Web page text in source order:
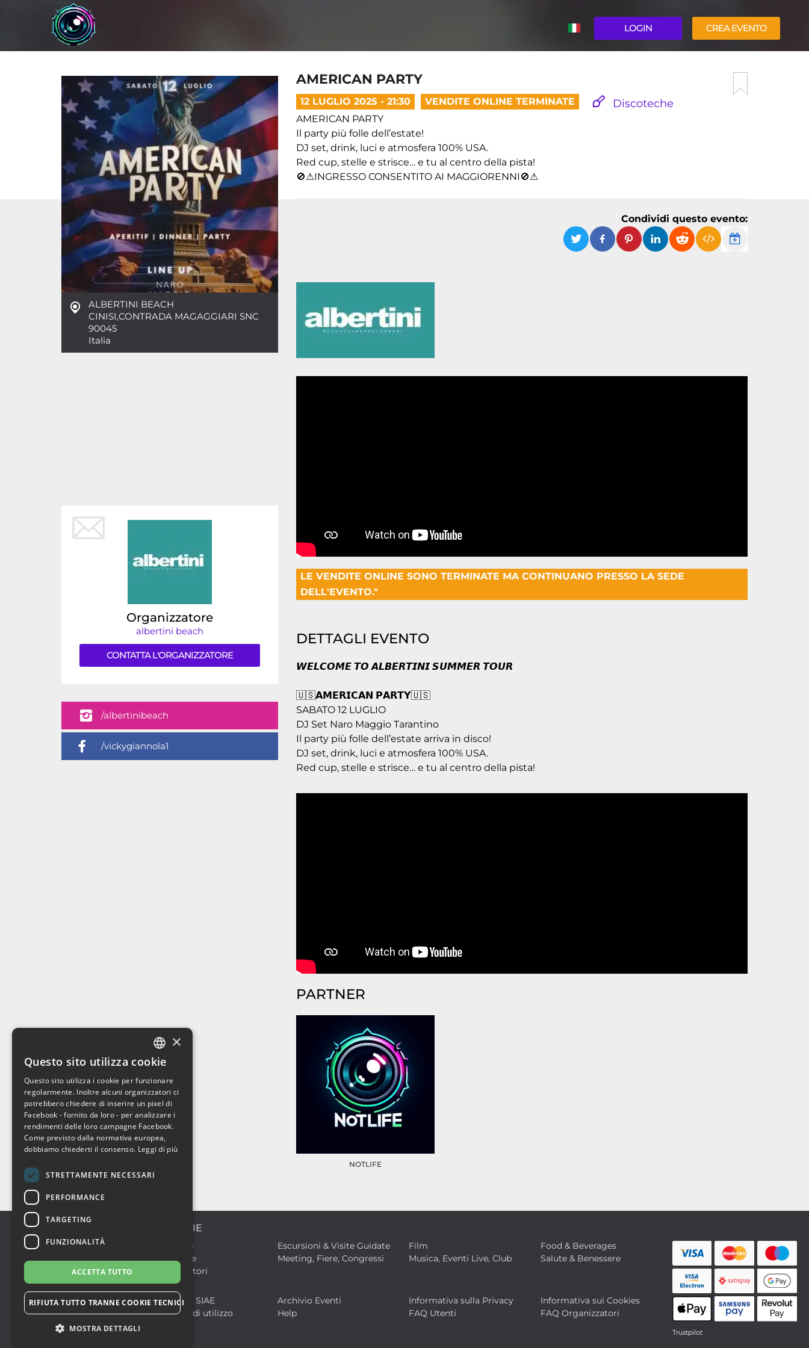
LOGIN CREA EVENTO
ALBERTINI BEACH
CINISI,CONTRADA MAGAGGIARI SNC
90045
Italia
Organizzatore
albertini beach
CONTATTA L'ORGANIZZATORE
/albertinibeach
/vickygiannola1
AMERICAN PARTY
12 LUGLIO 2025 - 21:30 VENDITE ONLINE TERMINATE Discoteche
AMERICAN PARTY
Il party più folle dell’estate!
DJ set, drink, luci e atmosfera 100% USA.
Red cup, stelle e strisce… e tu al centro della pista!
🚫⚠INGRESSO CONSENTITO AI MAGGIORENNI🚫⚠
Condividi questo evento:
LE VENDITE ONLINE SONO TERMINATE MA CONTINUANO PRESSO LA SEDE
DELL'EVENTO."
DETTAGLI EVENTO
𝙒𝙀𝙇𝘾𝙊𝙈𝙀 𝙏𝙊 𝘼𝙇𝘽𝙀𝙍𝙏𝙄𝙉𝙄 𝙎𝙐𝙈𝙈𝙀𝙍 𝙏𝙊𝙐𝙍
🇺🇸𝗔𝗠𝗘𝗥𝗜𝗖𝗔𝗡 𝗣𝗔𝗥𝗧𝗬🇺🇸
SABATO 12 LUGLIO
DJ Set Naro Maggio Tarantino
Il party più folle dell’estate arriva in disco!
DJ set, drink, luci e atmosfera 100% USA.
Red cup, stelle e strisce… e tu al centro della pista!
PARTNER
NOTLIFE
© 2026Notlife S.r.l.
P.IVA 07299210828
CATEGORIE
Discoteche Escursioni & Visite Guidate Film
Food & Beverages
Formazione
Meeting, Fiere, Congressi Musica, Eventi Live, Club
Salute & Benessere
Sport & Motori
Biglietteria SIAE Archivio Eventi Informativa sulla Privacy
Informativa sui Cookies
Condizioni di utilizzo
Help FAQ Utenti FAQ Organizzatori
Trustpilot
ITALIAN
ENGLISH
×
Questo sito utilizza cookie
Questo sito utilizza i cookie per funzionare
regolarmente. Inoltre alcuni organizzatori ci
potrebbero chiedere di inserire un pixel di
Facebook - fornito da loro - per analizzare i
rendimenti delle loro campagne Facebook.
Come previsto dalla normativa europea,
dobbiamo chiederti il consenso. Leggi di più
STRETTAMENTE NECESSARI
PERFORMANCE
TARGETING
FUNZIONALITÀ
ACCETTA TUTTO
RIFIUTA TUTTO TRANNE COOKIE TECNICI
MOSTRA DETTAGLI